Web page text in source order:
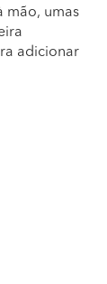
mão, umas
adicionar